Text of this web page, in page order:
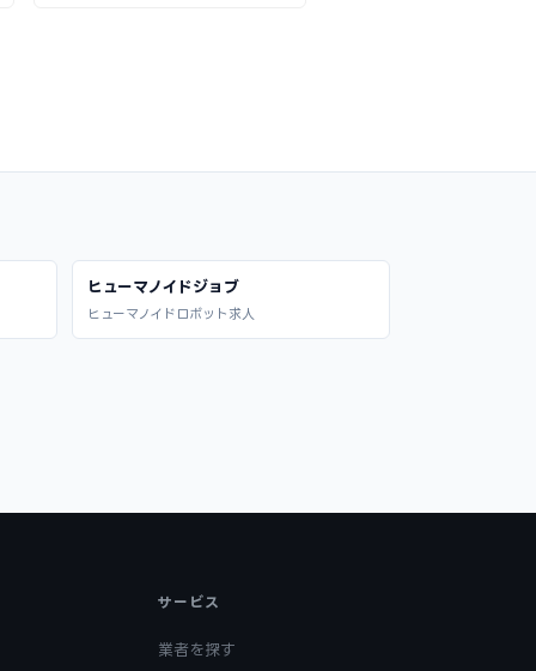
ヒューマノイドジョブ
ヒューマノイドロボット求人
サービス
業者を探す